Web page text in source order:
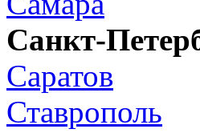
Санкт-
Саратов
Ставрополь